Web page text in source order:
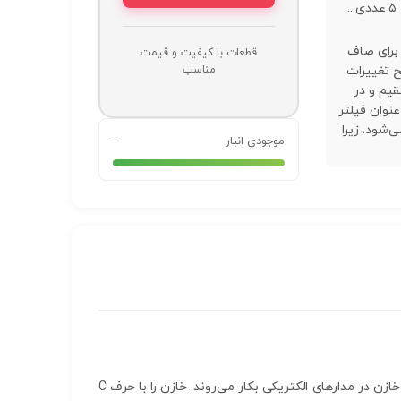
برای صاف
تغییرات
و در
فیلتر
زیرا
قطعات با کیفیت و قیمت
مناسب
موجودی انبار -
خازن المان الکتریکی است که می‌تواند انرژی الکتریکی را توسط میدان الکترواستاتیکی (بار الکتریکی) در خود ذخیره کند. انواع خازن در مدارهای الکتریکی بکار می‌روند. خازن را با حرف C